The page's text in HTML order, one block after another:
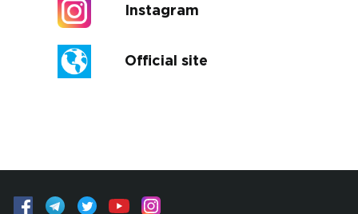
Instagram
Official site